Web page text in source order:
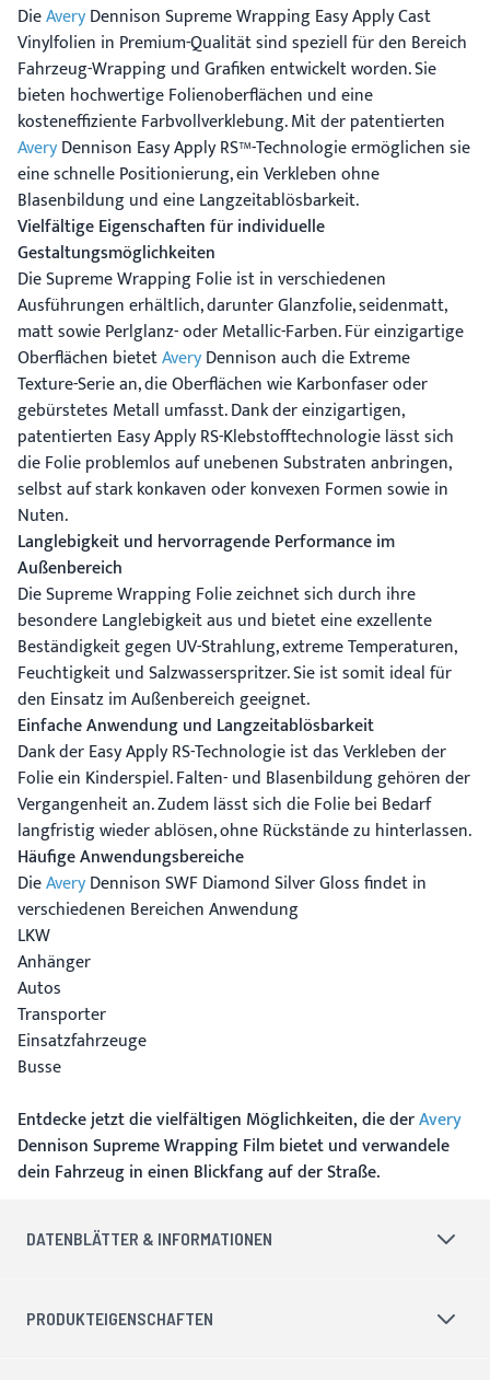
DieAveryDennison Supreme Wrapping Easy Apply Cast
Vinylfolien in Premium-Qualität sind speziell für den Bereich
Fahrzeug-Wrapping und Grafiken entwickelt worden. Sie
bieten hochwertige Folienoberflächen und eine
kosteneffiziente Farbvollverklebung. Mit der patentierten
AveryDennison Easy Apply RS™-Technologie ermöglichen sie
eine schnelle Positionierung, ein Verkleben ohne
Blasenbildung und eine Langzeitablösbarkeit.
Vielfältige Eigenschaften für individuelle
Gestaltungsmöglichkeiten
Die Supreme Wrapping Folie ist in verschiedenen
Ausführungen erhältlich, darunter Glanzfolie, seidenmatt,
matt sowie Perlglanz- oder Metallic-Farben. Für einzigartige
Oberflächen bietetAveryDennison auch die Extreme
Texture-Serie an, die Oberflächen wie Karbonfaser oder
gebürstetes Metall umfasst. Dank der einzigartigen,
patentierten Easy Apply RS-Klebstofftechnologie lässt sich
die Folie problemlos auf unebenen Substraten anbringen,
selbst auf stark konkaven oder konvexen Formen sowie in
Nuten.
Langlebigkeit und hervorragende Performance im
Außenbereich
Die Supreme Wrapping Folie zeichnet sich durch ihre
besondere Langlebigkeit aus und bietet eine exzellente
Beständigkeit gegen UV-Strahlung, extreme Temperaturen,
Feuchtigkeit und Salzwasserspritzer. Sie ist somit ideal für
den Einsatz im Außenbereich geeignet.
Einfache Anwendung und Langzeitablösbarkeit
Dank der Easy Apply RS-Technologie ist das Verkleben der
Folie ein Kinderspiel. Falten- und Blasenbildung gehören der
Vergangenheit an. Zudem lässt sich die Folie bei Bedarf
langfristig wieder ablösen, ohne Rückstände zu hinterlassen.
Häufige Anwendungsbereiche
DieAveryDennison SWF Diamond Silver Gloss findet in
verschiedenen Bereichen Anwendung
LKW
Anhänger
Autos
Transporter
Einsatzfahrzeuge
Busse
Entdecke jetzt die vielfältigen Möglichkeiten, die derAvery
Dennison Supreme Wrapping Film bietet und verwandele
dein Fahrzeug in einen Blickfang auf der Straße.
DATENBLÄTTER & INFORMATIONEN
PRODUKTEIGENSCHAFTEN